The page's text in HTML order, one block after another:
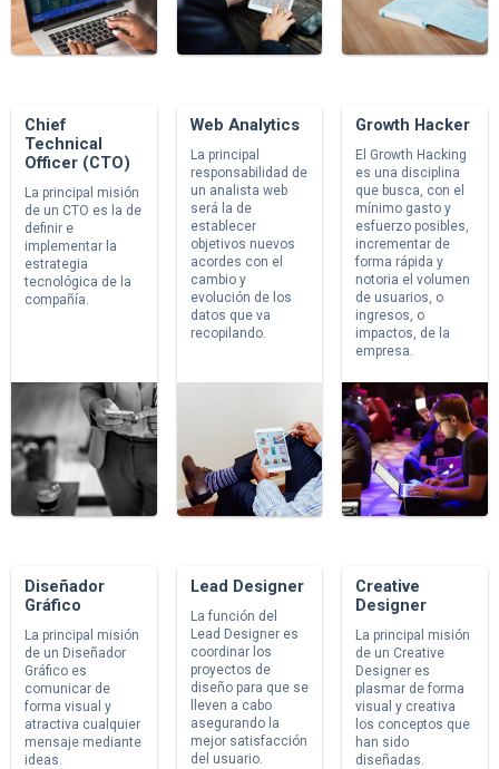
Chief
Technical
Officer (CTO)
La principal misión
de un CTO es la de
definir e
implementar la
estrategia
tecnológica de la
compañía.
Web Analytics
La principal
responsabilidad de
un analista web
será la de
establecer
objetivos nuevos
acordes con el
cambio y
evolución de los
datos que va
recopilando.
Growth Hacker
El Growth Hacking
es una disciplina
que busca, con el
mínimo gasto y
esfuerzo posibles,
incrementar de
forma rápida y
notoria el volumen
de usuarios, o
ingresos, o
impactos, de la
empresa.
Diseñador
Gráfico
La principal misión
de un Diseñador
Gráfico es
comunicar de
forma visual y
atractiva cualquier
mensaje mediante
ideas.
Lead Designer
La función del
Lead Designer es
coordinar los
proyectos de
diseño para que se
lleven a cabo
asegurando la
mejor satisfacción
del usuario.
Creative
Designer
La principal misión
de un Creative
Designer es
plasmar de forma
visual y creativa
los conceptos que
han sido
diseñadas.